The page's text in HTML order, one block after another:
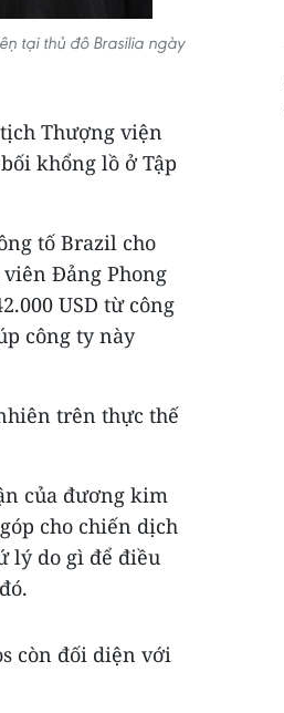
tại thủ đô Brasilia ngày
Thượng viện
khổng lồ ở Tập
tố Brazil cho
Đảng Phong
USD từ công
công ty này
trên thực thế
của đương kim
cho chiến dịch
lý do gì để điều
còn đối diện với